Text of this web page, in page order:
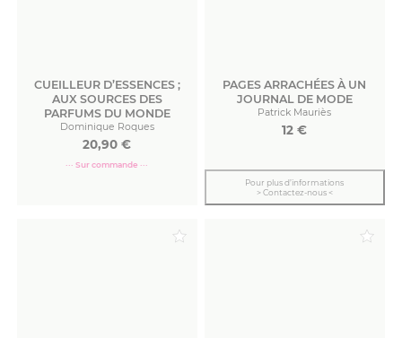
CUEILLEUR D’ESSENCES ;
AUX SOURCES DES
PARFUMS DU MONDE
Dominique Roques
20,90€
··· Sur commande ···
PAGES ARRACHÉES À UN
JOURNAL DE MODE
Patrick Mauriès
12€
Pour plus d’informations
> Contactez-nous <